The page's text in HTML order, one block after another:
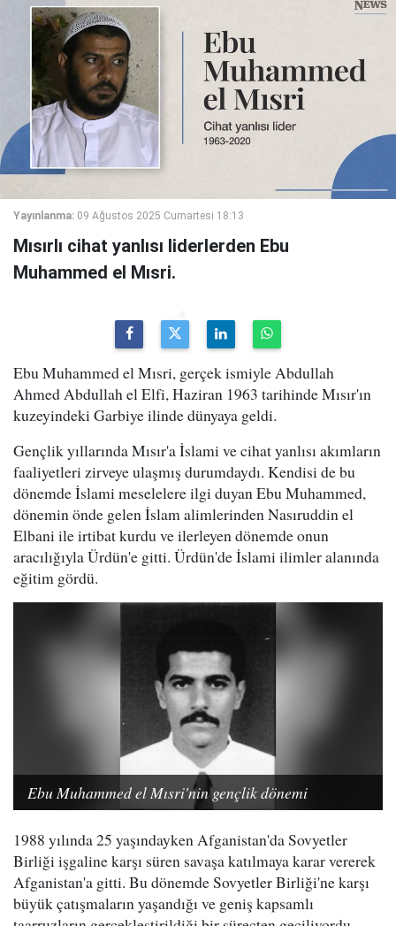
Yayınlanma: 09 Ağustos 2025 Cumartesi 18:13
Mısırlı cihat yanlısı liderlerden Ebu
Muhammed el Mısri.
Ebu Muhammed el Mısri, gerçek ismiyle Abdullah
Ahmed Abdullah el Elfi, Haziran 1963 tarihinde Mısır'ın
kuzeyindeki Garbiye ilinde dünyaya geldi.
Gençlik yıllarında Mısır'a İslami ve cihat yanlısı akımların
faaliyetleri zirveye ulaşmış durumdaydı. Kendisi de bu
dönemde İslami meselelere ilgi duyan Ebu Muhammed,
dönemin önde gelen İslam alimlerinden Nasıruddin el
Elbani ile irtibat kurdu ve ilerleyen dönemde onun
aracılığıyla Ürdün'e gitti. Ürdün'de İslami ilimler alanında
eğitim gördü.
Ebu Muhammed el Mısri'nin gençlik dönemi
1988 yılında 25 yaşındayken Afganistan'da Sovyetler
Birliği işgaline karşı süren savaşa katılmaya karar vererek
Afganistan'a gitti. Bu dönemde Sovyetler Birliği'ne karşı
büyük çatışmaların yaşandığı ve geniş kapsamlı